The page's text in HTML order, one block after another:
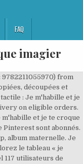
FAQ
imagier
from
découpées et
: Je m'habille et je
on eligible orders.
m'habille et je te croque
Pinterest sont abonnés.
album maternelle. Je
le tableau « je
117 utilisateurs de